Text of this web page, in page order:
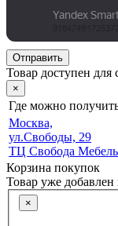
Отправить
Товар доступен
×
Где можно
Москва,
ул.Свободы, 29
ТЦ Свобода Мебель
Корзина покупок
Товар уже добавлен
×